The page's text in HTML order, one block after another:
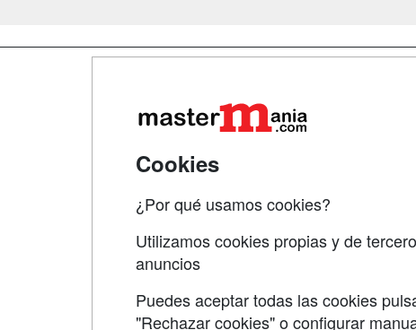
Grupo formazion:
Cookies
¿Por qué usamos cookies?
Utilizamos cookies propias y de
anuncios
Puedes aceptar todas las cookies
"Rechazar cookies" o configurar